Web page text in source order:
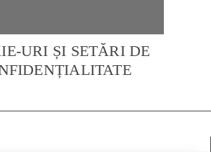
URI ȘI SETĂRI DE